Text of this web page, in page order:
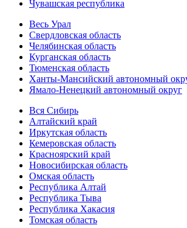
Чувашская республика
Весь Урал
Свердловская область
Челябинская область
Курганская область
Тюменская область
Ханты-Мансийский автономный
Ямало-Ненецкий автономный округ
Вся Сибирь
Алтайский край
Иркутская область
Кемеровская область
Красноярский край
Новосибирская область
Омская область
Республика Алтай
Республика Тыва
Республика Хакасия
Томская область